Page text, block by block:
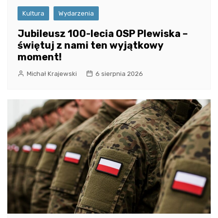
Kultura Wydarzenia
Jubileusz 100-lecia OSP Plewiska –
świętuj z nami ten wyjątkowy
moment!
Michał Krajewski 6 sierpnia 2026